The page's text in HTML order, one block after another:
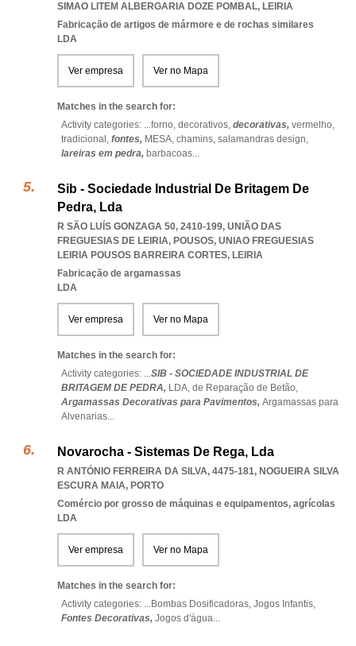
SIMAO LITEM ALBERGARIA DOZE POMBAL, LEIRIA
Fabricação de artigos de mármore e de rochas similares
LDA
Ver empresa Ver no Mapa
Matches in the search for:
Activity categories: ...forno, decorativos, decorativas, vermelho,
tradicional, fontes, MESA, chamins, salamandras design,
lareiras em pedra, barbacoas...
Sib - Sociedade Industrial De Britagem De
Pedra, Lda
R SÃO LUÍS GONZAGA 50, 2410-199, UNIÃO DAS
FREGUESIAS DE LEIRIA, POUSOS, UNIAO FREGUESIAS
LEIRIA POUSOS BARREIRA CORTES, LEIRIA
Fabricação de argamassas
LDA
Ver empresa Ver no Mapa
Matches in the search for:
Activity categories: ...SIB - SOCIEDADE INDUSTRIAL DE
BRITAGEM DE PEDRA, LDA, de Reparação de Betão,
Argamassas Decorativas para Pavimentos, Argamassas para
Alvenarias...
Novarocha - Sistemas De Rega, Lda
R ANTÓNIO FERREIRA DA SILVA, 4475-181, NOGUEIRA SILVA
ESCURA MAIA, PORTO
Comércio por grosso de máquinas e equipamentos, agrícolas
LDA
Ver empresa Ver no Mapa
Matches in the search for:
Activity categories: ...Bombas Dosificadoras, Jogos Infantis,
Fontes Decorativas, Jogos d'água...